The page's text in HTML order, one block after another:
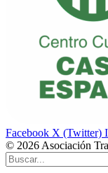
Facebook X (Twitter)
© 2026 Asociación